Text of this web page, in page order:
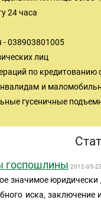
24 часа
- 038903801005
лиц
по кредитованию
и
гусеничные
госпошлины 2012-05-23
значимое юридически
иска,